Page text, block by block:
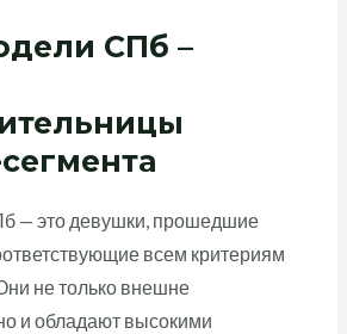
СПб –
— это девушки, прошедшие
всем критериям
не только внешне
и обладают высокими